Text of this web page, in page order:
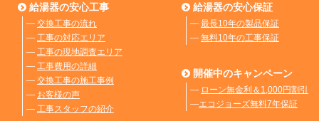
給湯器の安心工事
― 交換工事の流れ
― 工事の対応エリア
― 工事の現地調査エリア
― 工事費用の詳細
― 交換工事の施工事例
― お客様の声
― 工事スタッフの紹介
給湯器の安心保証
― 最長10年の製品保証
― 無料10年の工事保証
開催中のキャンペーン
― ローン無金利＆1,000円割引
―エコジョーズ無料7年保証